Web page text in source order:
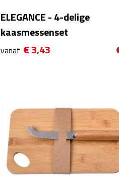
ELEGANCE - 4-delige
kaasmessenset
vanaf € 3,43